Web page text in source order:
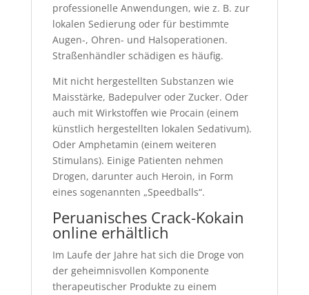
professionelle Anwendungen, wie z. B. zur
lokalen Sedierung oder für bestimmte
Augen-, Ohren- und Halsoperationen.
Straßenhändler schädigen es häufig.
Mit nicht hergestellten Substanzen wie
Maisstärke, Badepulver oder Zucker. Oder
auch mit Wirkstoffen wie Procain (einem
künstlich hergestellten lokalen Sedativum).
Oder Amphetamin (einem weiteren
Stimulans). Einige Patienten nehmen
Drogen, darunter auch Heroin, in Form
eines sogenannten „Speedballs“.
Peruanisches Crack-Kokain
online erhältlich
Im Laufe der Jahre hat sich die Droge von
der geheimnisvollen Komponente
therapeutischer Produkte zu einem